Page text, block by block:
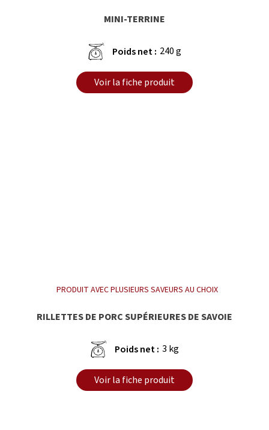
MINI-TERRINE
Poids net : 240 g
Voir la fiche produit
PRODUIT AVEC PLUSIEURS SAVEURS AU CHOIX
RILLETTES DE PORC SUPÉRIEURES DE SAVOIE
Poids net : 3 kg
Voir la fiche produit